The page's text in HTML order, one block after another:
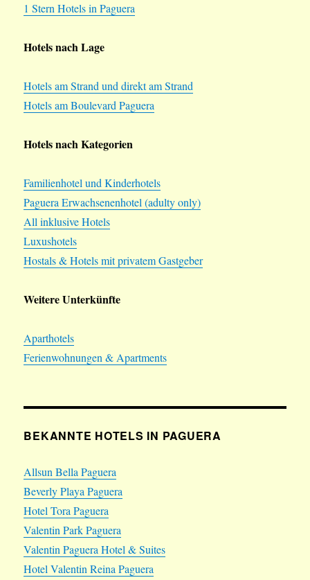
1 Stern Hotels in Paguera
Hotels nach Lage
Hotels am Strand und direkt am Strand
Hotels am Boulevard Paguera
Hotels nach Kategorien
Familienhotel und Kinderhotels
Paguera Erwachsenenhotel (adulty only)
All inklusive Hotels
Luxushotels
Hostals & Hotels mit privatem Gastgeber
Weitere Unterkünfte
Aparthotels
Ferienwohnungen & Apartments
BEKANNTE HOTELS IN PAGUERA
Allsun Bella Paguera
Beverly Playa Paguera
Hotel Tora Paguera
Valentin Park Paguera
Valentin Paguera Hotel & Suites
Hotel Valentin Reina Paguera